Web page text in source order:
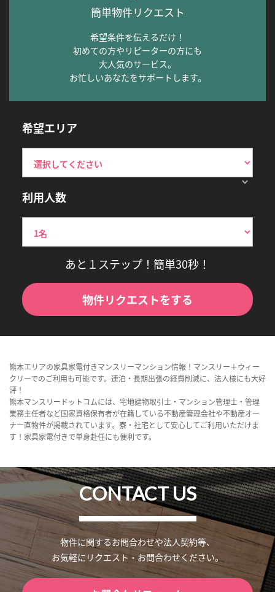
簡単物件リクエスト
希望条件を伝えるだけ！
初めての方やリピーターの方にも
大人気のサービス。
お忙しいあなたをサポートします。
希望エリア
利用人数
あと１ステップ！簡単30秒！
物件リクエストをする
熊本エリアの家具家電付きマンスリーマンション情報！マンスリー＋ウィー
クリーでのご利用も可能です。連泊・長期出張の経費削減に、法人様にも大好
評！
熊本マンスリードットコムには、宅地建物取引士・マンション管理士・管理
業務主任者など国家資格保有者が在籍している不動産管理会社や不動産オー
ナー直物件が掲載されています。寮・社宅として安心してご利用いただけま
す！家具家電付きで単身赴任にも便利です。
CONTACT US
物件に関するお問合わせや法人契約等、
お気軽にリクエスト・お問合わせください。